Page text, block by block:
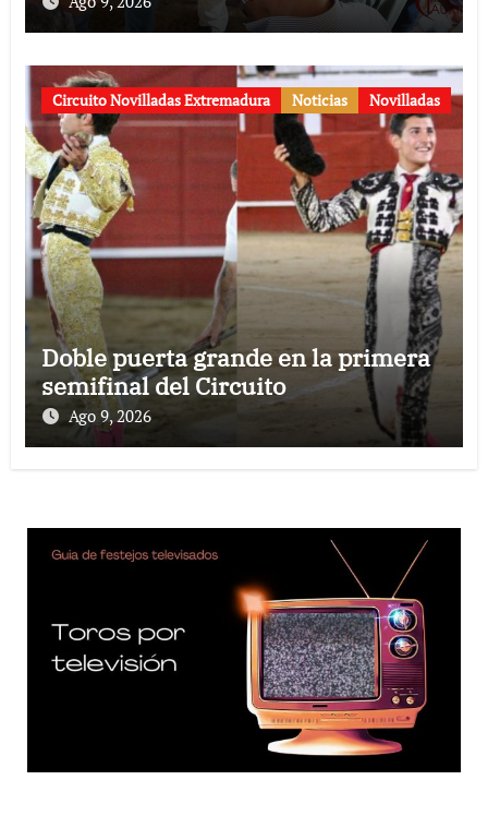
Circuito Novilladas Extremadura Noticias Novilladas
Doble puerta grande en la primera
semifinal del Circuito
Ago 9, 2026